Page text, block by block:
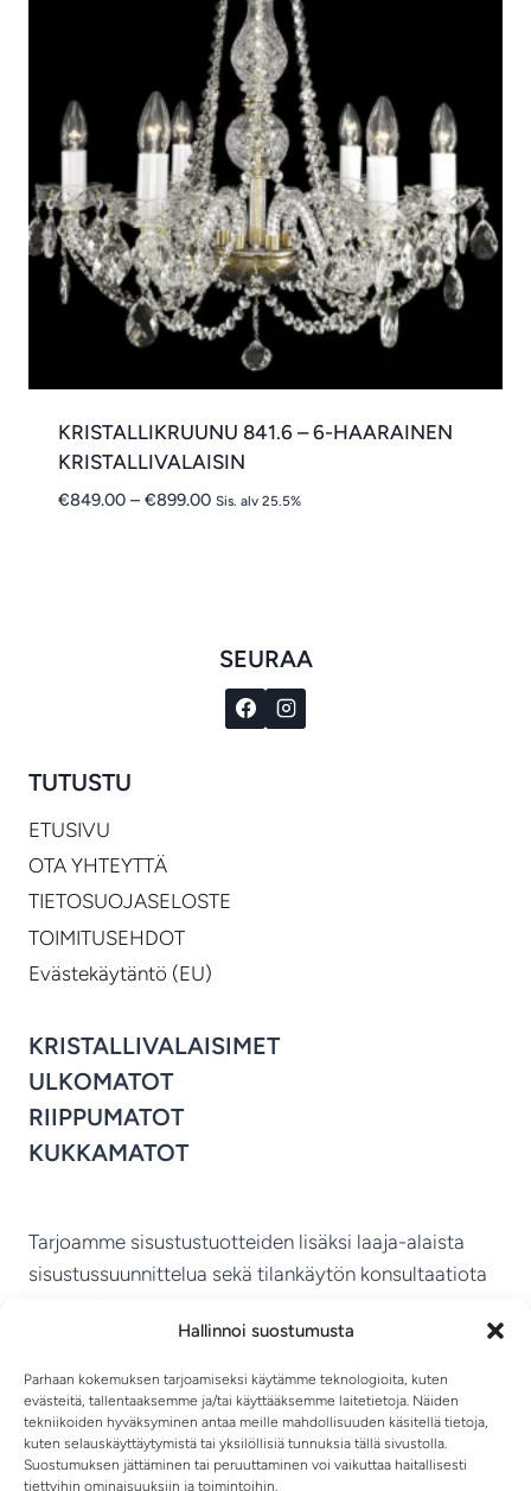
Hallinnoi suostumusta
Parhaan kokemuksen tarjoamiseksi käytämme teknologioita, kuten
evästeitä, tallentaaksemme ja/tai käyttääksemme laitetietoja. Näiden
tekniikoiden hyväksyminen antaa meille mahdollisuuden käsitellä tietoja,
kuten selauskäyttäytymistä tai yksilöllisiä tunnuksia tällä sivustolla.
Suostumuksen jättäminen tai peruuttaminen voi vaikuttaa haitallisesti
tiettyihin ominaisuuksiin ja toimintoihin.
KRISTALLIKRUUNU 841.6 – 6-HAARAINEN
KRISTALLIVALAISIN
€849.00 – €899.00Hintaluokka:
Sis. alv 25.5%
SEURAA
TUTUSTU
ETUSIVU
OTA YHTEYTTÄ
TIETOSUOJASELOSTE
TOIMITUSEHDOT
Evästekäytäntö (EU)
KRISTALLIVALAISIMET
ULKOMATOT
RIIPPUMATOT
KUKKAMATOT
Tarjoamme sisustustuotteiden lisäksi laaja-alaista
sisustussuunnittelua sekä tilankäytön konsultaatiota
MIKKELIN VITRIINI KY